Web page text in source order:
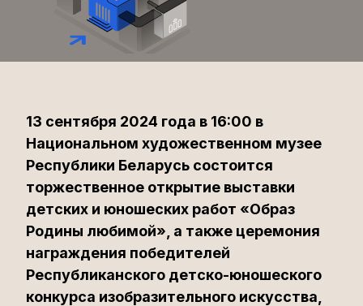
13 сентября 2024 года в 16:00 в
Национальном художественном музее
Республики Беларусь состоится
торжественное открытие выставки
детских и юношеских работ «Образ
Родины любимой», а также церемония
награждения победителей
Республиканского детско-юношеского
конкурса изобразительного искусства,